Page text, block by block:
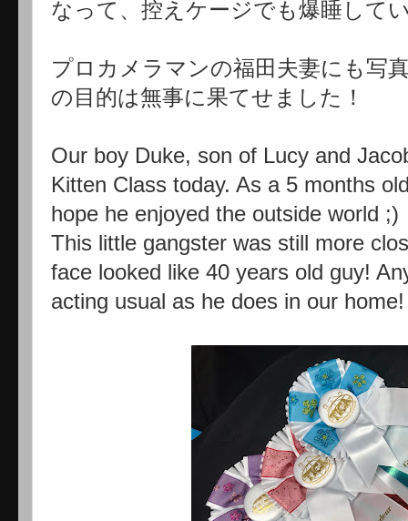
なって、控えケージでも爆睡して
プロカメラマンの福田夫妻にも写
の目的は無事に果てせました！
Our boy Duke, son of Lucy and
Kitten Class today. As a 5 months
hope he enjoyed the outside world ;)
This little gangster was still more
face looked like 40 years old guy!
acting usual as he does in our